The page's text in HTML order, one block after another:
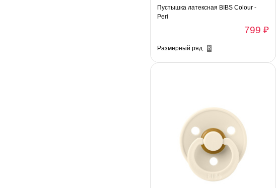
Пустышка латексная BIBS Colour -
Peri
799 ₽
Размерный ряд: 6